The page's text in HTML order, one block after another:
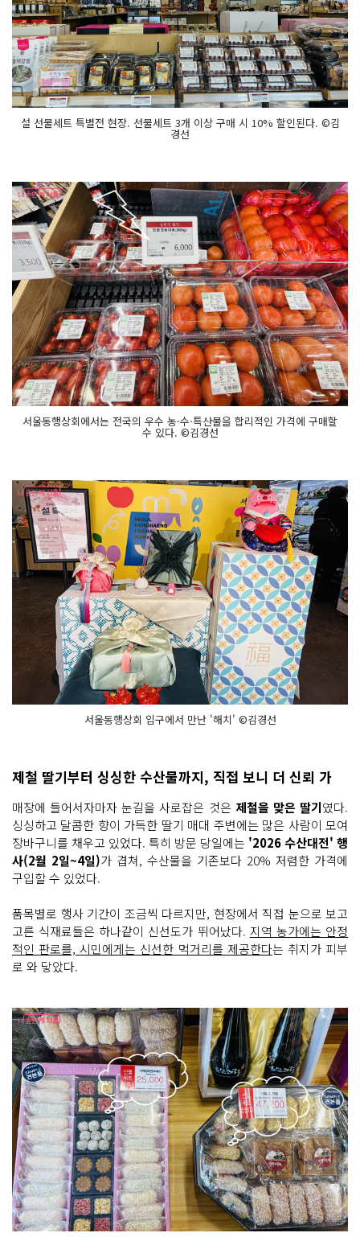
설 선물세트 특별전 현장. 선물세트 3개 이상 구매 시 10% 할인된다. ©김
경선
서울동행상회에서는 전국의 우수 농·수·특산물을 합리적인 가격에 구매할
수 있다. ©김경선
서울동행상회 입구에서 만난 '해치' ©김경선
제철 딸기부터 싱싱한 수산물까지, 직접 보니 더 신뢰 가
매장에 들어서자마자 눈길을 사로잡은 것은 제철을 맞은 딸기였다.
싱싱하고 달콤한 향이 가득한 딸기 매대 주변에는 많은 사람이 모여
장바구니를 채우고 있었다. 특히 방문 당일에는 '2026 수산대전' 행
사(2월 2일~4일)가 겹쳐, 수산물을 기존보다 20% 저렴한 가격에
구입할 수 있었다.
품목별로 행사 기간이 조금씩 다르지만, 현장에서 직접 눈으로 보고
고른 식재료들은 하나같이 신선도가 뛰어났다. 지역 농가에는 안정
적인 판로를, 시민에게는 신선한 먹거리를 제공한다는 취지가 피부
로 와 닿았다.